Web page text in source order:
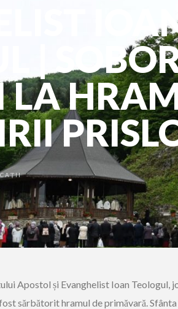
|
LA
Apostol și Evanghelist Ioan Teologul,
sărbătorit hramul de primăvară.